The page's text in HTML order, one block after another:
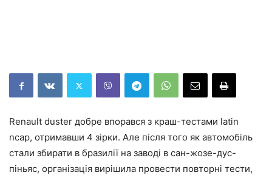
Renault duster добре впорався з краш-тестами latin
ncap, отримавши 4 зірки. Але після того як автомобіль
стали збирати в бразилії на заводі в сан-жозе-дус-
піньяс, організація вирішила провести повторні тести,